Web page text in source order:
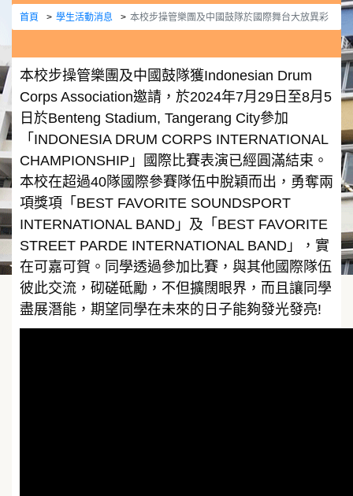
首頁 學生活動消息 本校步操管樂團及中國鼓隊於國際舞台大放異彩
本校步操管樂團及中國鼓隊獲Indonesian Drum
Corps Association邀請，於2024年7月29日至8月5
日於Benteng Stadium, Tangerang City參加
「INDONESIA DRUM CORPS INTERNATIONAL
CHAMPIONSHIP」國際比賽表演已經圓滿結束。
本校在超過40隊國際參賽隊伍中脫穎而出，勇奪兩
項獎項「BEST FAVORITE SOUNDSPORT
INTERNATIONAL BAND」及「BEST FAVORITE
STREET PARDE INTERNATIONAL BAND」，實
在可嘉可賀。同學透過參加比賽，與其他國際隊伍
彼此交流，砌磋砥勵，不但擴闊眼界，而且讓同學
盡展潛能，期望同學在未來的日子能夠發光發亮!